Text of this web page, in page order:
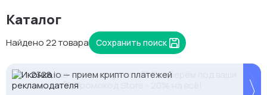
Каталог
Найдено 22 товара Сохранить поиск
2328.io — прием крипто платежей
-35% на прокси с высоким IP Score. Промокод:
MASK35. Чистые IP, минимум банов.
Proxys.io - лучшие прокси 💚 Подберём под ваши
задачи 🚀 Промокод Store - 20% на всё!